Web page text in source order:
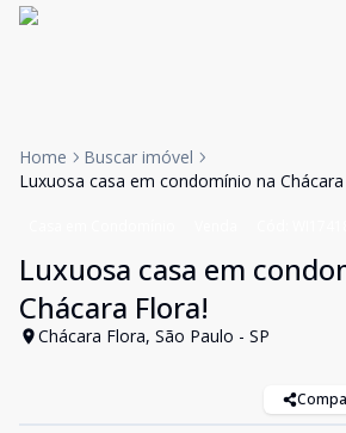
Home
Buscar imóvel
Luxuosa casa em condomínio na Chácara
Luxuosa casa em
Chácara Flora!
Chácara Flora, São Paulo - SP